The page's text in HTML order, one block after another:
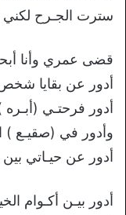
سترت الجـرح
قضى عمري وأنا
أدور عن بقايا
أدور فرحتـي
وأدور في (صقيـع )
أدور عن حيـاتي بين
أدور بيـن أكـوام